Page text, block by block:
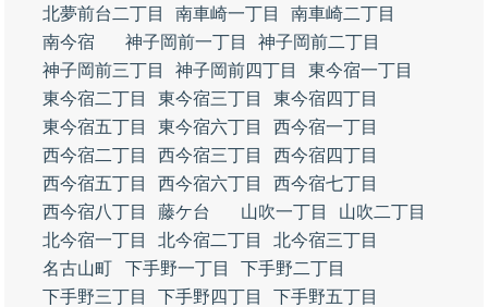
北夢前台二丁目
南車崎一丁目
南車崎二丁目
南今宿
神子岡前一丁目
神子岡前二丁目
神子岡前三丁目
神子岡前四丁目
東今宿一丁目
東今宿二丁目
東今宿三丁目
東今宿四丁目
東今宿五丁目
東今宿六丁目
西今宿一丁目
西今宿二丁目
西今宿三丁目
西今宿四丁目
西今宿五丁目
西今宿六丁目
西今宿七丁目
西今宿八丁目
藤ケ台 山吹一丁目
山吹二丁目
北今宿一丁目
北今宿二丁目
北今宿三丁目
名古山町
下手野一丁目
下手野二丁目
下手野三丁目
下手野四丁目
下手野五丁目